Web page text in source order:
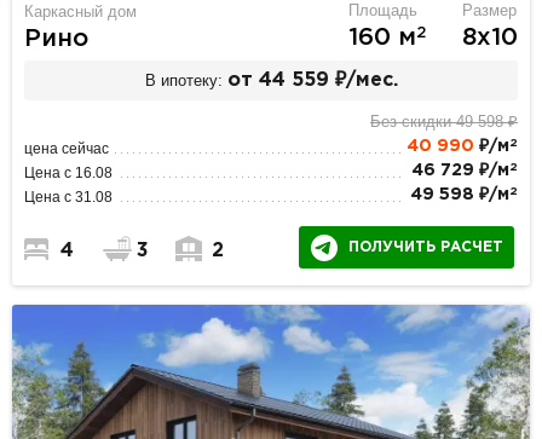
Каркасный дом
Рино
Площадь
160 м2
Размер
8х10
В ипотеку: от 44 559 ₽/мес.
Без скидки 49 598 ₽
цена сейчас 40 990 ₽/м 2
Цена с 16.08 46 729 ₽/м 2
Цена с 31.08 49 598 ₽/м 2
4 3 2 ПОЛУЧИТЬ РАСЧЕТ